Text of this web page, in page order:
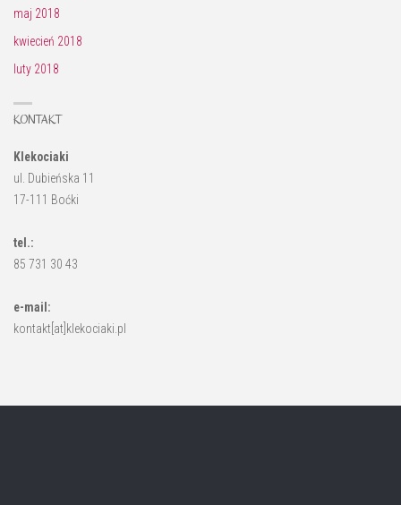
maj 2018
kwiecień 2018
luty 2018
KONTAKT
Klekociaki
ul. Dubieńska 11
17-111 Boćki
tel.:
85 731 30 43
e-mail:
kontakt[at]klekociaki.pl